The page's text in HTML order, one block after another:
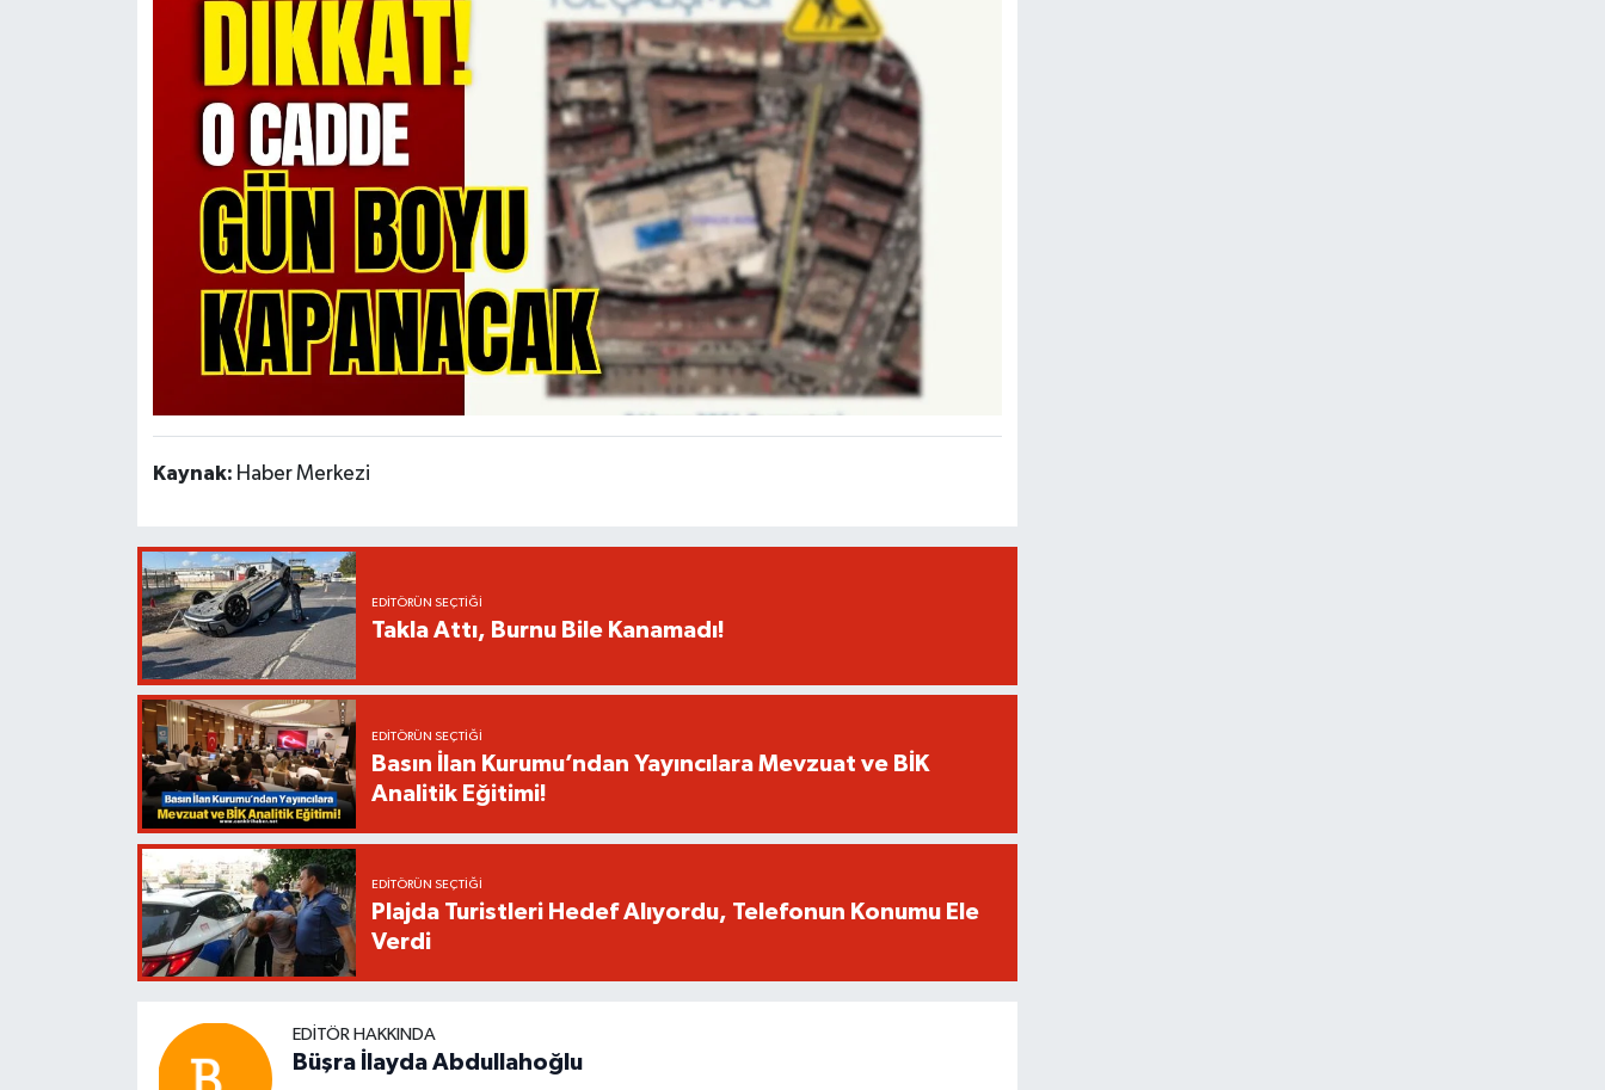
Kaynak: Haber Merkezi
EDITÖRÜN SEÇTIĞI
Takla Attı, Burnu Bile Kanamadı!
EDITÖRÜN SEÇTIĞI
Basın İlan Kurumu’ndan Yayıncılara Mevzuat ve BİK
Analitik Eğitimi!
EDITÖRÜN SEÇTIĞI
Plajda Turistleri Hedef Alıyordu, Telefonun Konumu Ele
Verdi
EDITÖR HAKKINDA
Büşra İlayda Abdullahoğlu